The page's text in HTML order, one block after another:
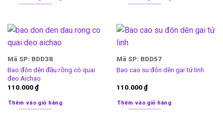
Mã SP: BDD38
Bao đôn dên đầu rồng có quai
đeo Aichao
110.000₫
Thêm vào giỏ hàng
Mã SP: BDD57
Bao cao su đôn dên gai tứ linh
110.000₫
Thêm vào giỏ hàng